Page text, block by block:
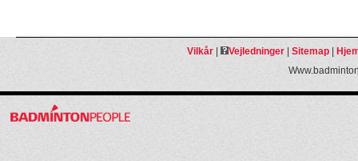
Vilkår| Vejledninger| Sitemap|